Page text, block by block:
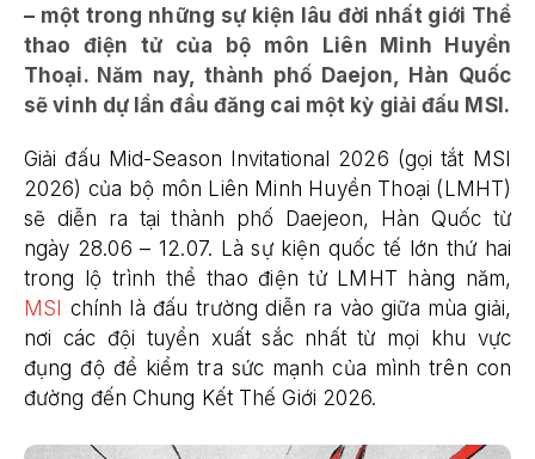
– một trong những sự kiện lâu đời nhất giới Thể
thao điện tử của bộ môn Liên Minh Huyền
Thoại. Năm nay, thành phố Daejon, Hàn Quốc
sẽ vinh dự lần đầu đăng cai một kỳ giải đấu MSI.
Giải đấu Mid-Season Invitational 2026 (gọi tắt MSI
2026) của bộ môn Liên Minh Huyền Thoại (LMHT)
sẽ diễn ra tại thành phố Daejeon, Hàn Quốc từ
ngày 28.06 – 12.07. Là sự kiện quốc tế lớn thứ hai
trong lộ trình thể thao điện tử LMHT hàng năm,
MSI
chính là đấu trường diễn ra vào giữa mùa giải,
nơi các đội tuyển xuất sắc nhất từ mọi khu vực
đụng độ để kiểm tra sức mạnh của mình trên con
đường đến Chung Kết Thế Giới 2026.